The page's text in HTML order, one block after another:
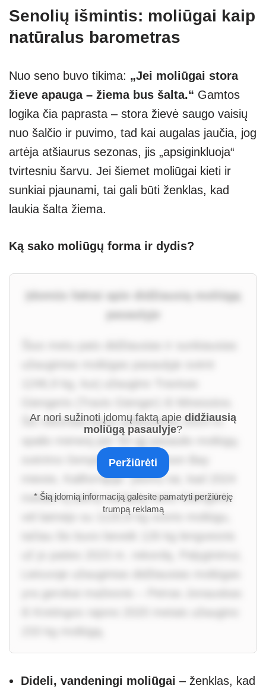
Senolių išmintis: moliūgai kaip
natūralus barometras
Nuo seno buvo tikima: „Jei moliūgai stora
žieve apauga – žiema bus šalta.“ Gamtos
logika čia paprasta – stora žievė saugo vaisių
nuo šalčio ir puvimo, tad kai augalas jaučia, jog
artėja atšiaurus sezonas, jis „apsiginkluoja“
tvirtesniu šarvu. Jei šiemet moliūgai kieti ir
sunkiai pjaunami, tai gali būti ženklas, kad
laukia šalta žiema.
Ką sako moliūgų forma ir dydis?
Įdomūs faktai apie didžiausią moliūgą
pasaulyje
Šis rekordas buvo užfiksuotas 2023 m.
svėrimo čempionatą Half Moon Bay
mieste, Kalifornijoje. Įdomu tai, kad 2024
metais tų pačių varžybų metu Giengeris
vėl laimėjo su 1120,8 kg svorio moliūgu,
Ar nori sužinoti įdomų faktą apie didžiausią
moliūgą pasaulyje?
Peržiūrėti
* Šią įdomią informaciją galėsite pamatyti peržiūrėję
trumpą reklamą
Dideli, vandeningi moliūgai – ženklas, kad